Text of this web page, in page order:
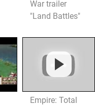
War trailer
"Land Battles"
Empire: Total